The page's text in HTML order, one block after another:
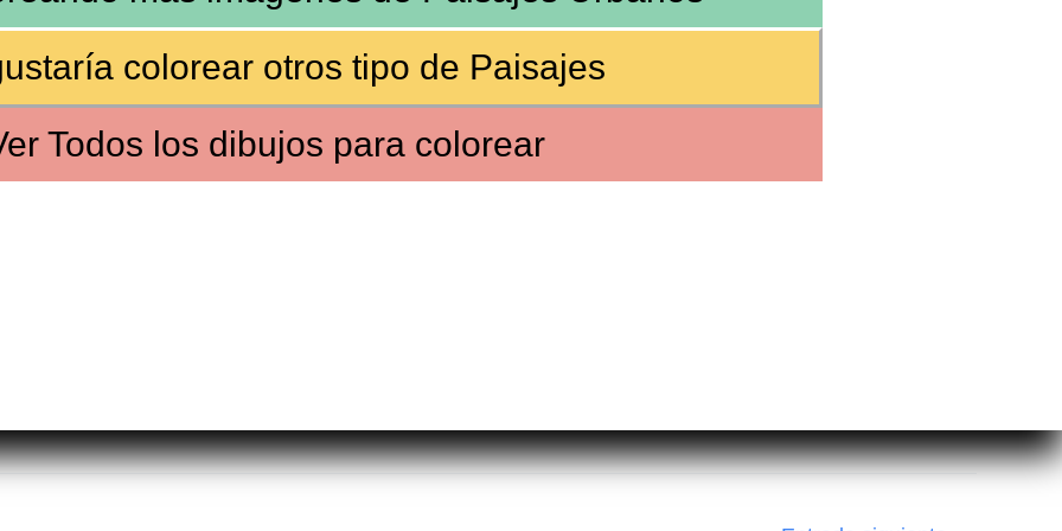
colorear otros tipo de Paisajes
Todos los dibujos para colorear